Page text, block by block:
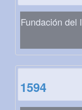
Fundación del
1594